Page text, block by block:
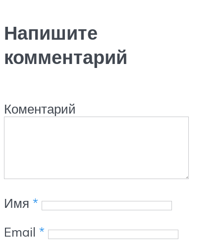
Напишите
комментарий
Коментарий
Имя *
Email *